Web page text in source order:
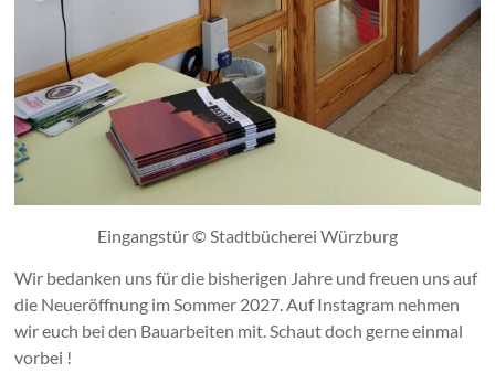
Eingangstür © Stadtbücherei Würzburg
Wir bedanken uns für die bisherigen Jahre und freuen uns auf
die Neueröffnung im Sommer 2027. Auf Instagram nehmen
wir euch bei den Bauarbeiten mit. Schaut doch gerne einmal
vorbei !